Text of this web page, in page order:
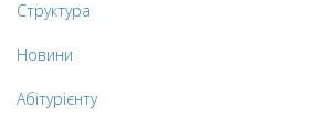
Структура
Новини
Абітурієнту